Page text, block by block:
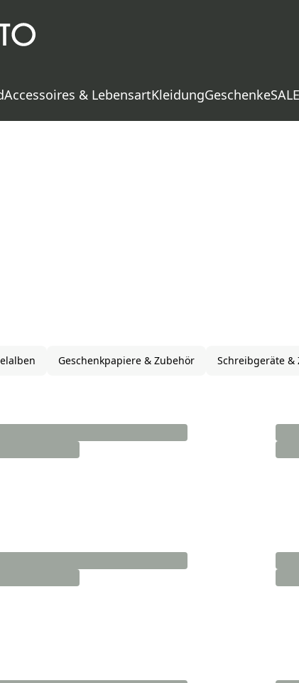
Accessoires & LebensartKleidungGeschenkeSALE
Geschenkpapiere & Zubehör Schreibgeräte &